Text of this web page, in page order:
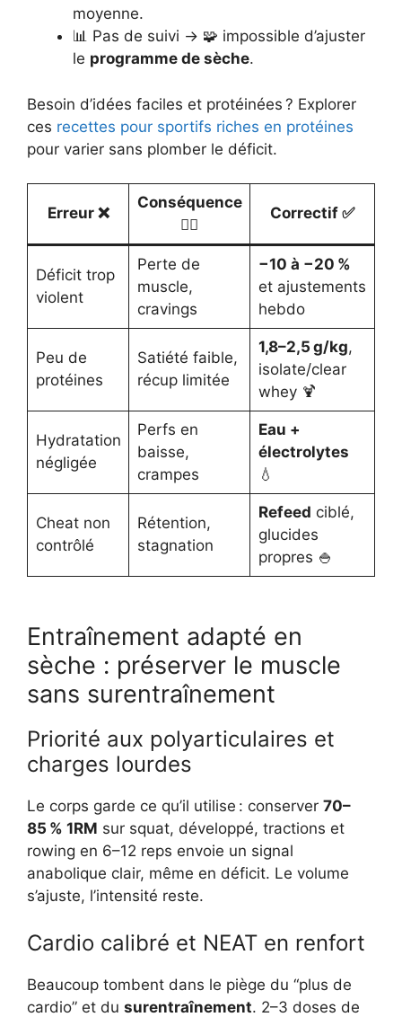
moyenne.
📊 Pas de suivi → 🧩 impossible d’ajuster
le programme de sèche.
Besoin d’idées faciles et protéinées ? Explorer
ces recettes pour sportifs riches en protéines
pour varier sans plomber le déficit.
Erreur ❌
Conséquence
😵‍💫
Correctif ✅
Déficit trop
violent
Perte de
muscle,
cravings
−10 à −20 %
et ajustements
hebdo
Peu de
protéines
Satiété faible,
récup limitée
1,8–2,5 g/kg,
isolate/clear
whey 🍹
Hydratation
négligée
Perfs en
baisse,
crampes
Eau +
électrolytes
💧
Cheat non
contrôlé
Rétention,
stagnation
Refeed ciblé,
glucides
propres 🍚
Entraînement adapté en
sèche : préserver le muscle
sans surentraînement
Priorité aux polyarticulaires et
charges lourdes
Le corps garde ce qu’il utilise : conserver 70–
85 % 1RM sur squat, développé, tractions et
rowing en 6–12 reps envoie un signal
anabolique clair, même en déficit. Le volume
s’ajuste, l’intensité reste.
Cardio calibré et NEAT en renfort
Beaucoup tombent dans le piège du “plus de
cardio” et du surentraînement. 2–3 doses de